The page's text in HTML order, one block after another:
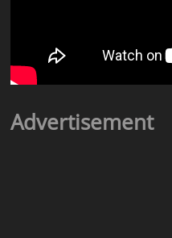
Advertisement